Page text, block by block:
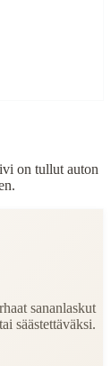
on tullut auton
sananlaskut
säästettäväksi.